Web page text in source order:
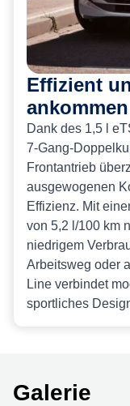
Effizient
ankommen
Dank des 1,5 l
7-Gang-
Frontantrieb
ausgewogenen
Effizienz. Mit
von 5,2 l/100 km
niedrigem
Arbeitsweg oder
Line verbindet
sportliches
Galerie